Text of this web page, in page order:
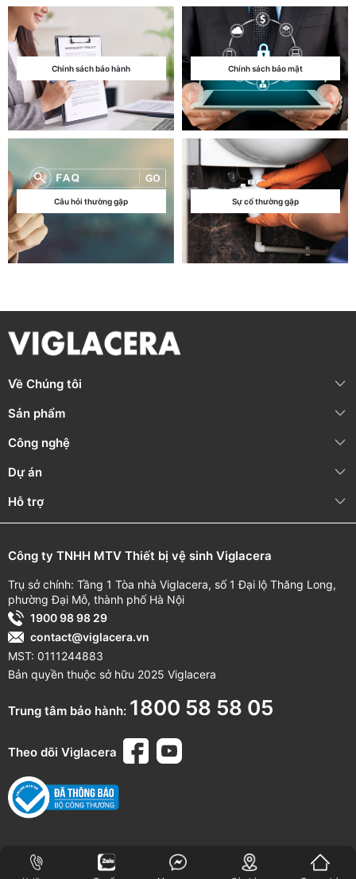
Chính sách bảo hành Chính sách bảo mật
Câu hỏi thường gặp Sự cố thường gặp
Về Chúng tôi
Sản phẩm
Công nghệ
Dự án
Hỗ trợ
Công ty TNHH MTV Thiết bị vệ sinh Viglacera
Trụ sở chính: Tầng 1 Tòa nhà Viglacera, số 1 Đại lộ Thăng Long,
phường Đại Mỗ, thành phố Hà Nội
1900 98 98 29
contact@viglacera.vn
MST: 0111244883
Bản quyền thuộc sở hữu 2025 Viglacera
Trung tâm bảo hành: 1800 58 58 05
Theo dõi Viglacera